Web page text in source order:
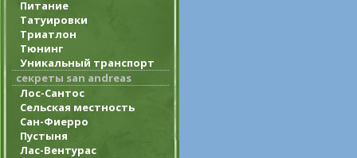
Питание
Татуировки
Триатлон
Тюнинг
Уникальный транспорт
секреты san andreas
Лос-Сантос
Сельская местность
Сан-Фиерро
Пустыня
Лас-Вентурас